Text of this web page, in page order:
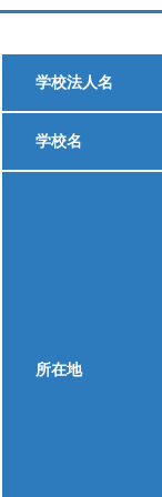
学校法人名
学校名
所在地